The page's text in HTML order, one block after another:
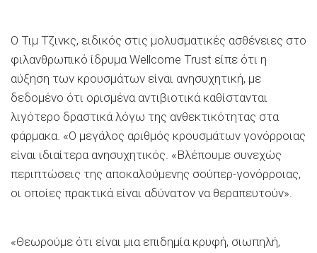
Ο Τιμ Τζινκς, ειδικός στις μολυσματικές ασθένειες στο
φιλανθρωπικό ίδρυμα Wellcome Trust είπε ότι η
αύξηση των κρουσμάτων είναι ανησυχητική, με
δεδομένο ότι ορισμένα αντιβιοτικά καθίστανται
λιγότερο δραστικά λόγω της ανθεκτικότητας στα
φάρμακα. «Ο μεγάλος αριθμός κρουσμάτων γονόρροιας
είναι ιδιαίτερα ανησυχητικός. «Βλέπουμε συνεχώς
περιπτώσεις της αποκαλούμενης σούπερ-γονόρροιας,
οι οποίες πρακτικά είναι αδύνατον να θεραπευτούν».
«Θεωρούμε ότι είναι μια επιδημία κρυφή, σιωπηλή,